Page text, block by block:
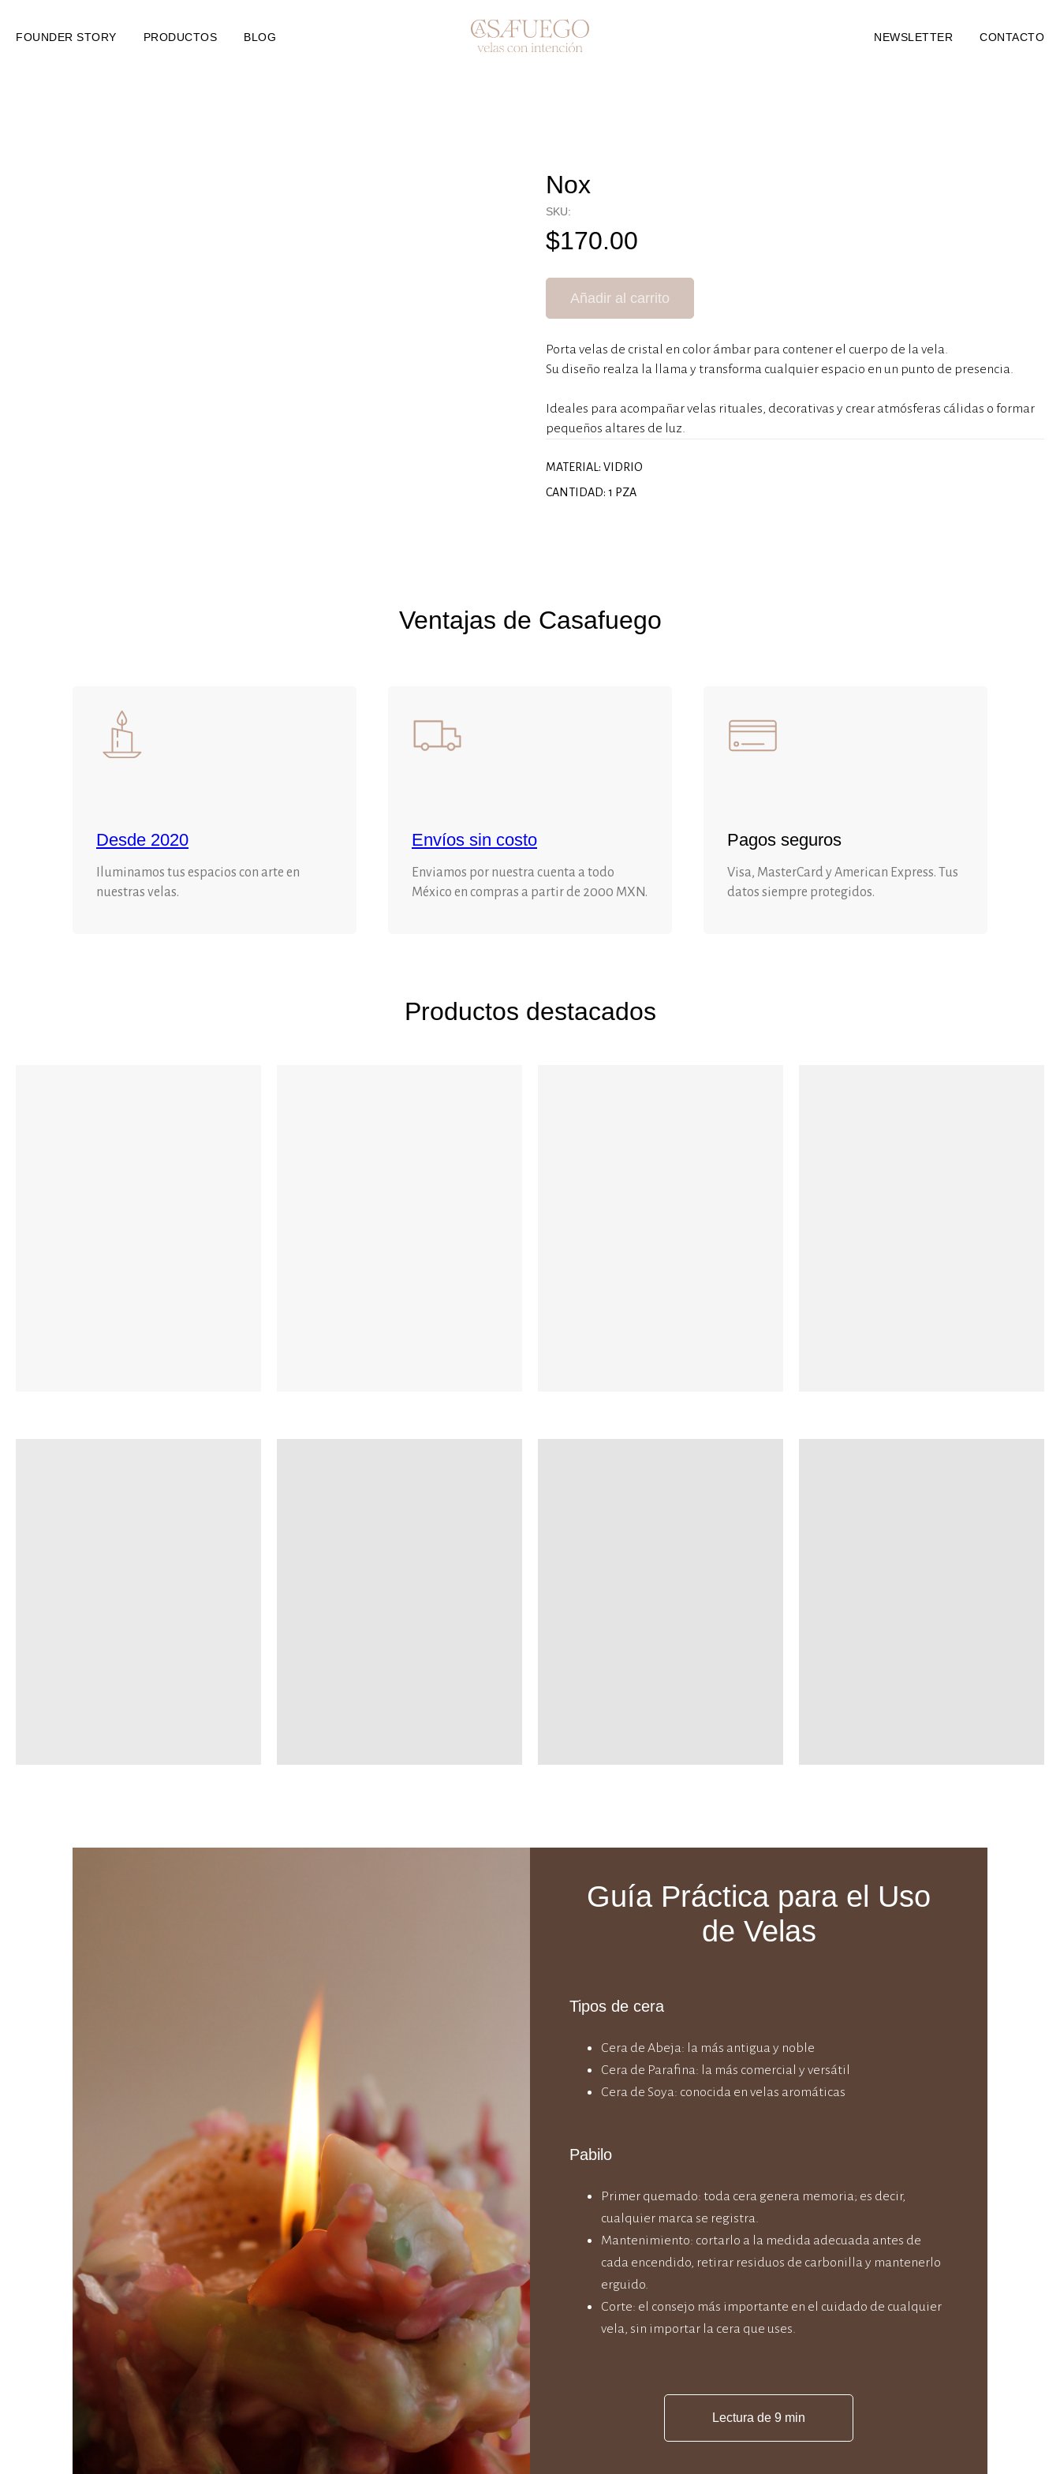
FOUNDER STORY PRODUCTOS BLOG NEWSLETTER CONTACTO
Nox
SKU:
$170.00
Añadir al carrito
Porta velas de cristal en color ámbar para contener el cuerpo de la vela.
Su diseño realza la llama y transforma cualquier espacio en un punto de presencia.
Ideales para acompañar velas rituales, decorativas y crear atmósferas cálidas o formar
pequeños altares de luz.
MATERIAL: VIDRIO
CANTIDAD: 1 PZA
Ventajas de Casafuego
Desde 2020
Iluminamos tus espacios con arte en
nuestras velas.
Envíos sin costo
Enviamos por nuestra cuenta a todo
México en compras a partir de 2000 MXN.
Pagos seguros
Visa, MasterCard y American Express. Tus
datos siempre protegidos.
Productos destacados
Guía Práctica para el Uso
de Velas
Tipos de cera
Cera de Abeja: la más antigua y noble
Cera de Parafina: la más comercial y versátil
Cera de Soya: conocida en velas aromáticas
Pabilo
Primer quemado: toda cera genera memoria; es decir,
cualquier marca se registra.
Mantenimiento: cortarlo a la medida adecuada antes de
cada encendido, retirar residuos de carbonilla y mantenerlo
erguido.
Corte: el consejo más importante en el cuidado de cualquier
vela, sin importar la cera que uses.
Lectura de 9 min